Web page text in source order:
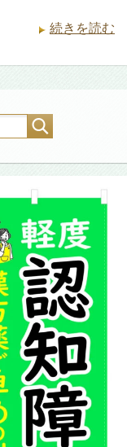
続きを読む